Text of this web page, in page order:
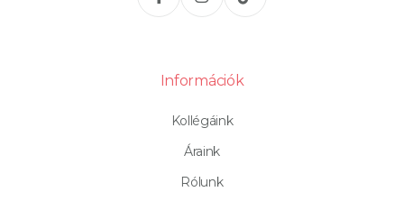
Információk
Kollégáink
Áraink
Rólunk